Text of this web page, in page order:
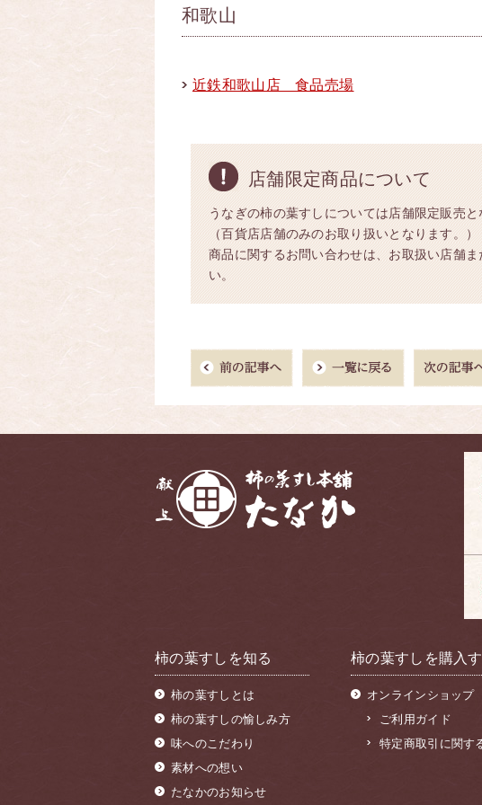
和歌山
近鉄和歌山店 食品売場
店舗限定商品について
うなぎの柿の葉すしについては店舗限定販売と
（百貨店店舗のみのお取り扱いとなります。）
商品に関するお問い合わせは、お取扱い店舗
い。
柿の葉すしを知る
柿の葉すしとは
柿の葉すしの愉しみ方
味へのこだわり
素材への想い
たなかのお知らせ
柿の葉すしを購入
オンラインショップ
ご利用ガイド
特定商取引に関す